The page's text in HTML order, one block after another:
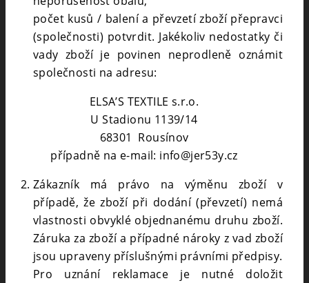
počet kusů / balení a převzetí zboží přepravci
(společnosti) potvrdit. Jakékoliv nedostatky či
vady zboží je povinen neprodleně oznámit
společnosti na adresu:
ELSA’S TEXTILE s.r.o.
U Stadionu 1139/14
68301 Rousínov
případně na e-mail: info@jer53y.cz
Zákazník má právo na výměnu zboží v
případě, že zboží při dodání (převzetí) nemá
vlastnosti obvyklé objednanému druhu zboží.
Záruka za zboží a případné nároky z vad zboží
jsou upraveny příslušnými právními předpisy.
Pro uznání reklamace je nutné doložit